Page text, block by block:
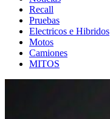
Recall
Pruebas
Electricos e Hibridos
Motos
Camiones
MITOS